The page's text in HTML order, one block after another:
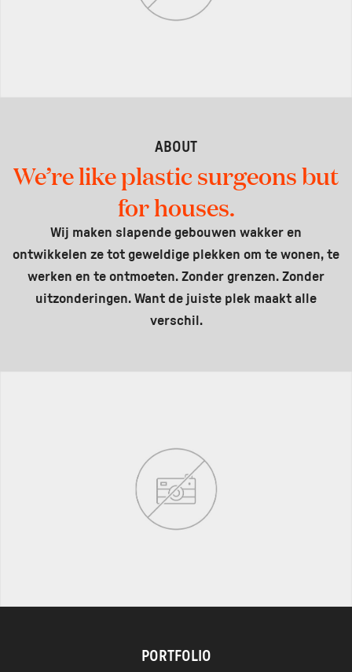
ABOUT
We’re like plastic surgeons but
for houses.
Wij maken slapende gebouwen wakker en
ontwikkelen ze tot geweldige plekken om te wonen, te
werken en te ontmoeten. Zonder grenzen. Zonder
uitzonderingen. Want de juiste plek maakt alle
verschil.
PORTFOLIO